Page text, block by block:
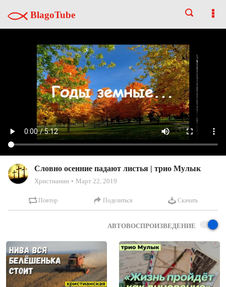
BlagoTube
Словно осенние падают листья | трио Мулык
Христианин Март 22, 2019
Повтор Поделиться Скачать
АВТОВОСПРОИЗВЕДЕНИЕ